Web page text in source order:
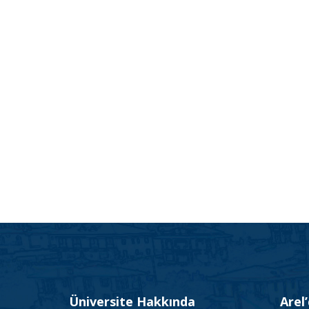
Üniversite Hakkında